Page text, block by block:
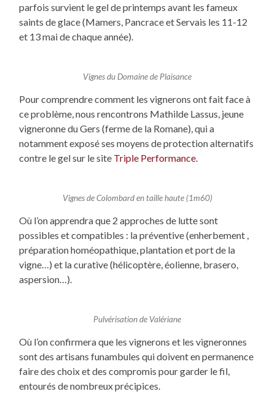
parfois survient le gel de printemps avant les fameux
saints de glace (Mamers, Pancrace et Servais les 11-12
et 13 mai de chaque année).
Vignes du Domaine de Plaisance
Pour comprendre comment les vignerons ont fait face à
ce problème, nous rencontrons Mathilde Lassus, jeune
vigneronne du Gers (ferme de la Romane), qui a
notamment exposé ses moyens de protection alternatifs
contre le gel sur le site Triple Performance
Vignesde Colombarden taille haute (1m60)
Où l’on apprendra que 2 approches de lutte sont
possibles et compatibles : la préventive (enherbement ,
préparation homéopathique, plantation et port de la
vigne…) et la curative (hélicoptère, éolienne, brasero,
aspersion…).
Pulvérisation de Valériane
Où l’on confirmera que les vignerons et les vigneronnes
sont des artisans funambules qui doivent en permanence
faire des choix et des compromis pour garder le fil,
entourés de nombreux précipices.